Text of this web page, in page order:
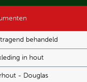
behandeld
in hout
- Douglas